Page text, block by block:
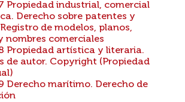
Propiedad industrial, comercial
Derecho sobre patentes y
de modelos, planos,
nombres comerciales
Propiedad artística y literaria.
de autor. Copyright (Propiedad
Derecho marítimo. Derecho de